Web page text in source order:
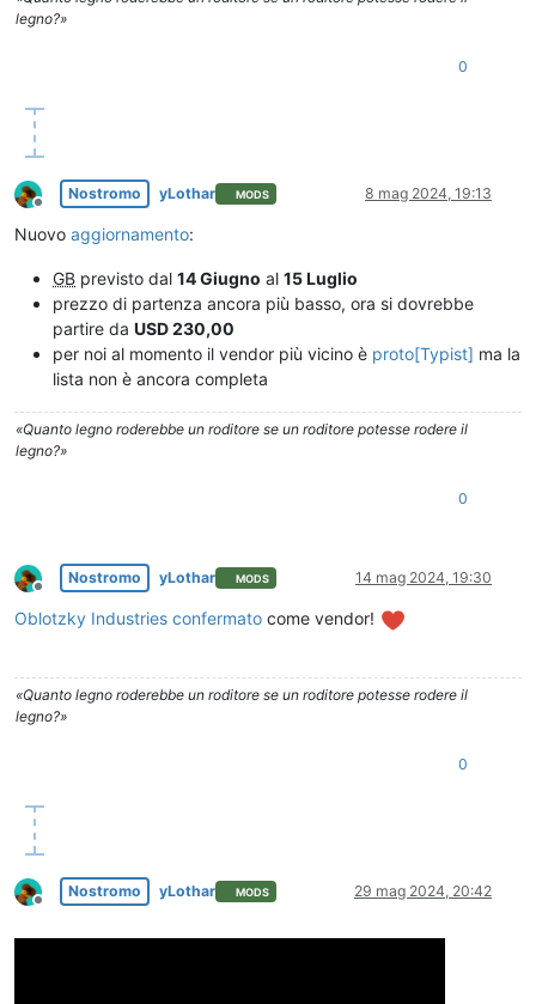
legno?»
0
Non in linea
Nostromo yLothar MODS 8 mag 2024, 19:13
Nuovo aggiornamento:
GB previsto dal 14 Giugno al 15 Luglio
prezzo di partenza ancora più basso, ora si dovrebbe
partire da USD 230,00
per noi al momento il vendor più vicino è proto[Typist] ma la
lista non è ancora completa
«Quanto legno roderebbe un roditore se un roditore potesse rodere il
legno?»
0
Non in linea
Nostromo yLothar MODS 14 mag 2024, 19:30
Oblotzky Industries confermato come vendor!
«Quanto legno roderebbe un roditore se un roditore potesse rodere il
legno?»
0
Non in linea
Nostromo yLothar MODS 29 mag 2024, 20:42